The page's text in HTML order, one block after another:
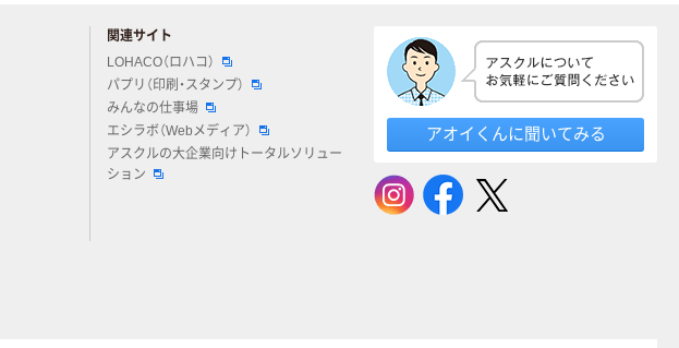
関連サイト
LOHACO（ロハコ）
パプリ（印刷・スタンプ）
みんなの仕事場
エシラボ（Webメディア）
アスクルの大企業向けトータルソリュー
ション
アオイくんに聞いてみる